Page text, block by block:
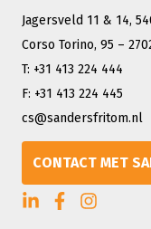
Jagersveld 11 & 14,
Corso Torino, 95 –
T: +31 413 224 444
F: +31 413 224 445
cs@sandersfritom.nl
CONTACT MET